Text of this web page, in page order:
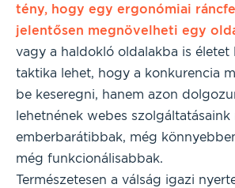
tény, hogy egy ergonómiai
jelentősen megnövelheti egy
vagy a haldokló oldalakba is életet
taktika lehet, hogy a konkurencia
be keseregni, hanem azon
lehetnének webes szolgáltatásaink
emberbarátibbak, még
még funkcionálisabbak.
Természetesen a válság igazi